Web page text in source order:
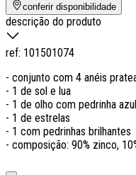
conferir disponibilidade
descrição do produto
ref: 101501074
- conjunto com 4 anéis
- 1 de sol e lua
- 1 de olho com pedrinha azul
- 1 de estrelas
- 1 com pedrinhas brilhantes
- composição: 90% zinco,